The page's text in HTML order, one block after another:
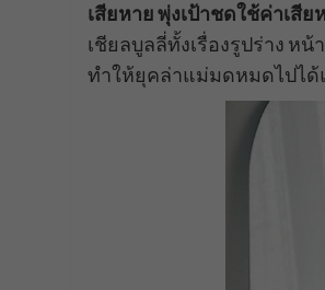
เสียหาย พุ่งเป้าชดใช้ค่าเสีย
เชียลบูลลี่ทั้งเรื่องรูปร่าง ห
ทำให้ยุคล่าแม่มดหมดไปได้